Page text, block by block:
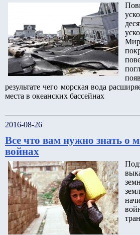
результате чего морская вода
места в океанских бассейнах
2016-08-26
Все что вам нужно знать о
войнах